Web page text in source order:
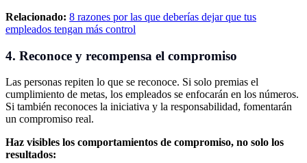
Relacionado: 8 razones por las que deberías dejar que tus
empleados tengan más control
4. Reconoce y recompensa el compromiso
Las personas repiten lo que se reconoce. Si solo premias el
cumplimiento de metas, los empleados se enfocarán en los números.
Si también reconoces la iniciativa y la responsabilidad, fomentarán
un compromiso real.
Haz visibles los comportamientos de compromiso, no solo los
resultados: